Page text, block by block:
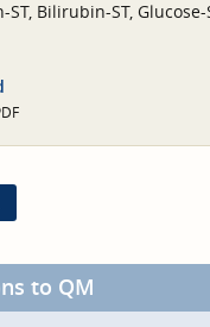
ST, Bilirubin-ST, Glucose-
to QM